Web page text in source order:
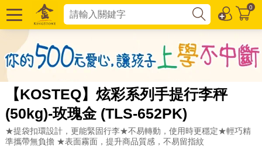
0
【KOSTEQ】炫彩系列手提行李秤
(50kg)-玫瑰金 (TLS-652PK)
★提袋扣環設計，更能緊固行李★不易轉動，使用時更穩定★輕巧精
準攜帶無負擔 ★表面霧面，提升商品質感，不易留指紋